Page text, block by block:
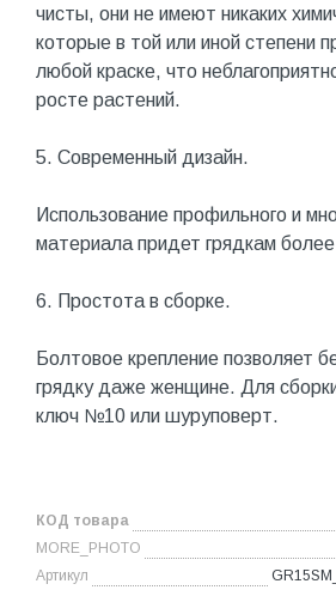
чисты, они не имеют никаких
которые в той или иной степени
любой краске, что
росте растений.
5. Современный дизайн.
Использование профильного и
материала придет грядкам
6. Простота в сборке.
Болтовое крепление позволяет
грядку даже женщине. Для
ключ №10 или шуруповерт.
КОД товара
MORE_PHOTO
Артикул